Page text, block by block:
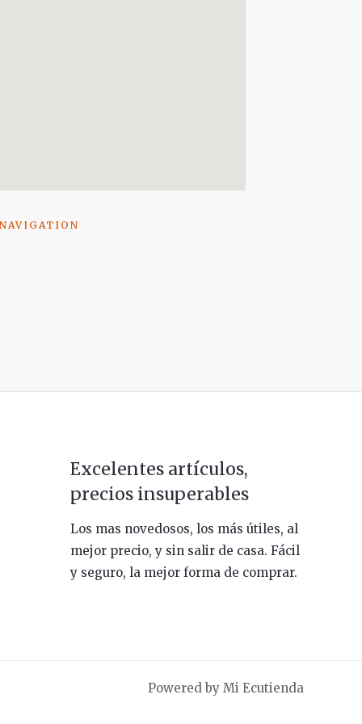
Excelentes artículos,
precios insuperables
Los mas novedosos, los más útiles, al
mejor precio, y sin salir de casa. Fácil
y seguro, la mejor forma de comprar.
Powered by Mi Ecutienda